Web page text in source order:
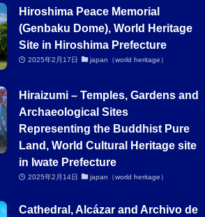
Hiroshima Peace Memorial
(Genbaku Dome), World Heritage
Site in Hiroshima Prefecture
2025年2月17日 japan（world heritage）
Hiraizumi – Temples, Gardens and
Archaeological Sites
Representing the Buddhist Pure
Land, World Cultural Heritage site
in Iwate Prefecture
2025年2月14日 japan（world heritage）
Cathedral, Alcázar and Archivo de